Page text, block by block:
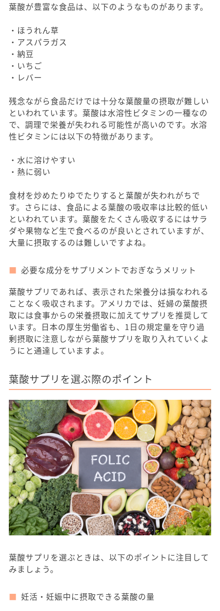
葉酸が豊富な食品は、以下のようなものがあります。
・ほうれん草
・アスパラガス
・納豆
・いちご
・レバー
残念ながら食品だけでは十分な葉酸量の摂取が難しい
といわれています。葉酸は水溶性ビタミンの一種なの
で、調理で栄養が失われる可能性が高いのです。水溶
性ビタミンには以下の特徴があります。
・水に溶けやすい
・熱に弱い
食材を炒めたりゆでたりすると葉酸が失われがちで
す。さらには、食品による葉酸の吸収率は比較的低い
といわれています。葉酸をたくさん吸収するにはサラ
ダや果物など生で食べるのが良いとされていますが、
大量に摂取するのは難しいですよね。
必要な成分をサプリメントでおぎなうメリット
葉酸サプリであれば、表示された栄養分は損なわれる
ことなく吸収されます。アメリカでは、妊婦の葉酸摂
取には食事からの栄養摂取に加えてサプリを推奨して
います。日本の厚生労働省も、1日の規定量を守り過
剰摂取に注意しながら葉酸サプリを取り入れていくよ
うにと通達していますよ。
葉酸サプリを選ぶ際のポイント
葉酸サプリを選ぶときは、以下のポイントに注目して
みましょう。
妊活・妊娠中に摂取できる葉酸の量